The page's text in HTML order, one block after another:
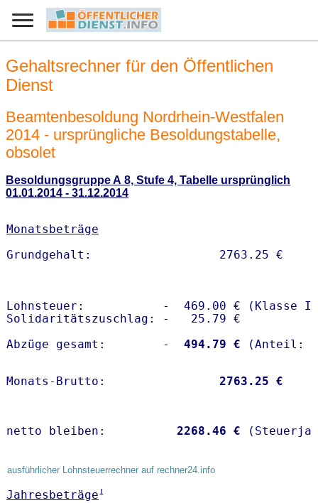
Gehaltsrechner für den Öffentlichen
Dienst
Beamtenbesoldung Nordrhein-Westfalen
2014 - ursprüngliche Besoldungstabelle,
obsolet
Besoldungsgruppe A 8, Stufe 4, Tabelle ursprünglich
01.01.2014 - 31.12.2014
Monatsbeträge
Lohnsteuer:           -  469.00 € (Klasse I)
Solidaritätszuschlag: -   25.79 €
Abzüge gesamt:        -
  494.79 €
Monats-Brutto: 2763.25 €
netto bleiben: 2268.46 €
ausführlicher Lohnsteuerrechner auf rechner24.info
Jahresbeträge1